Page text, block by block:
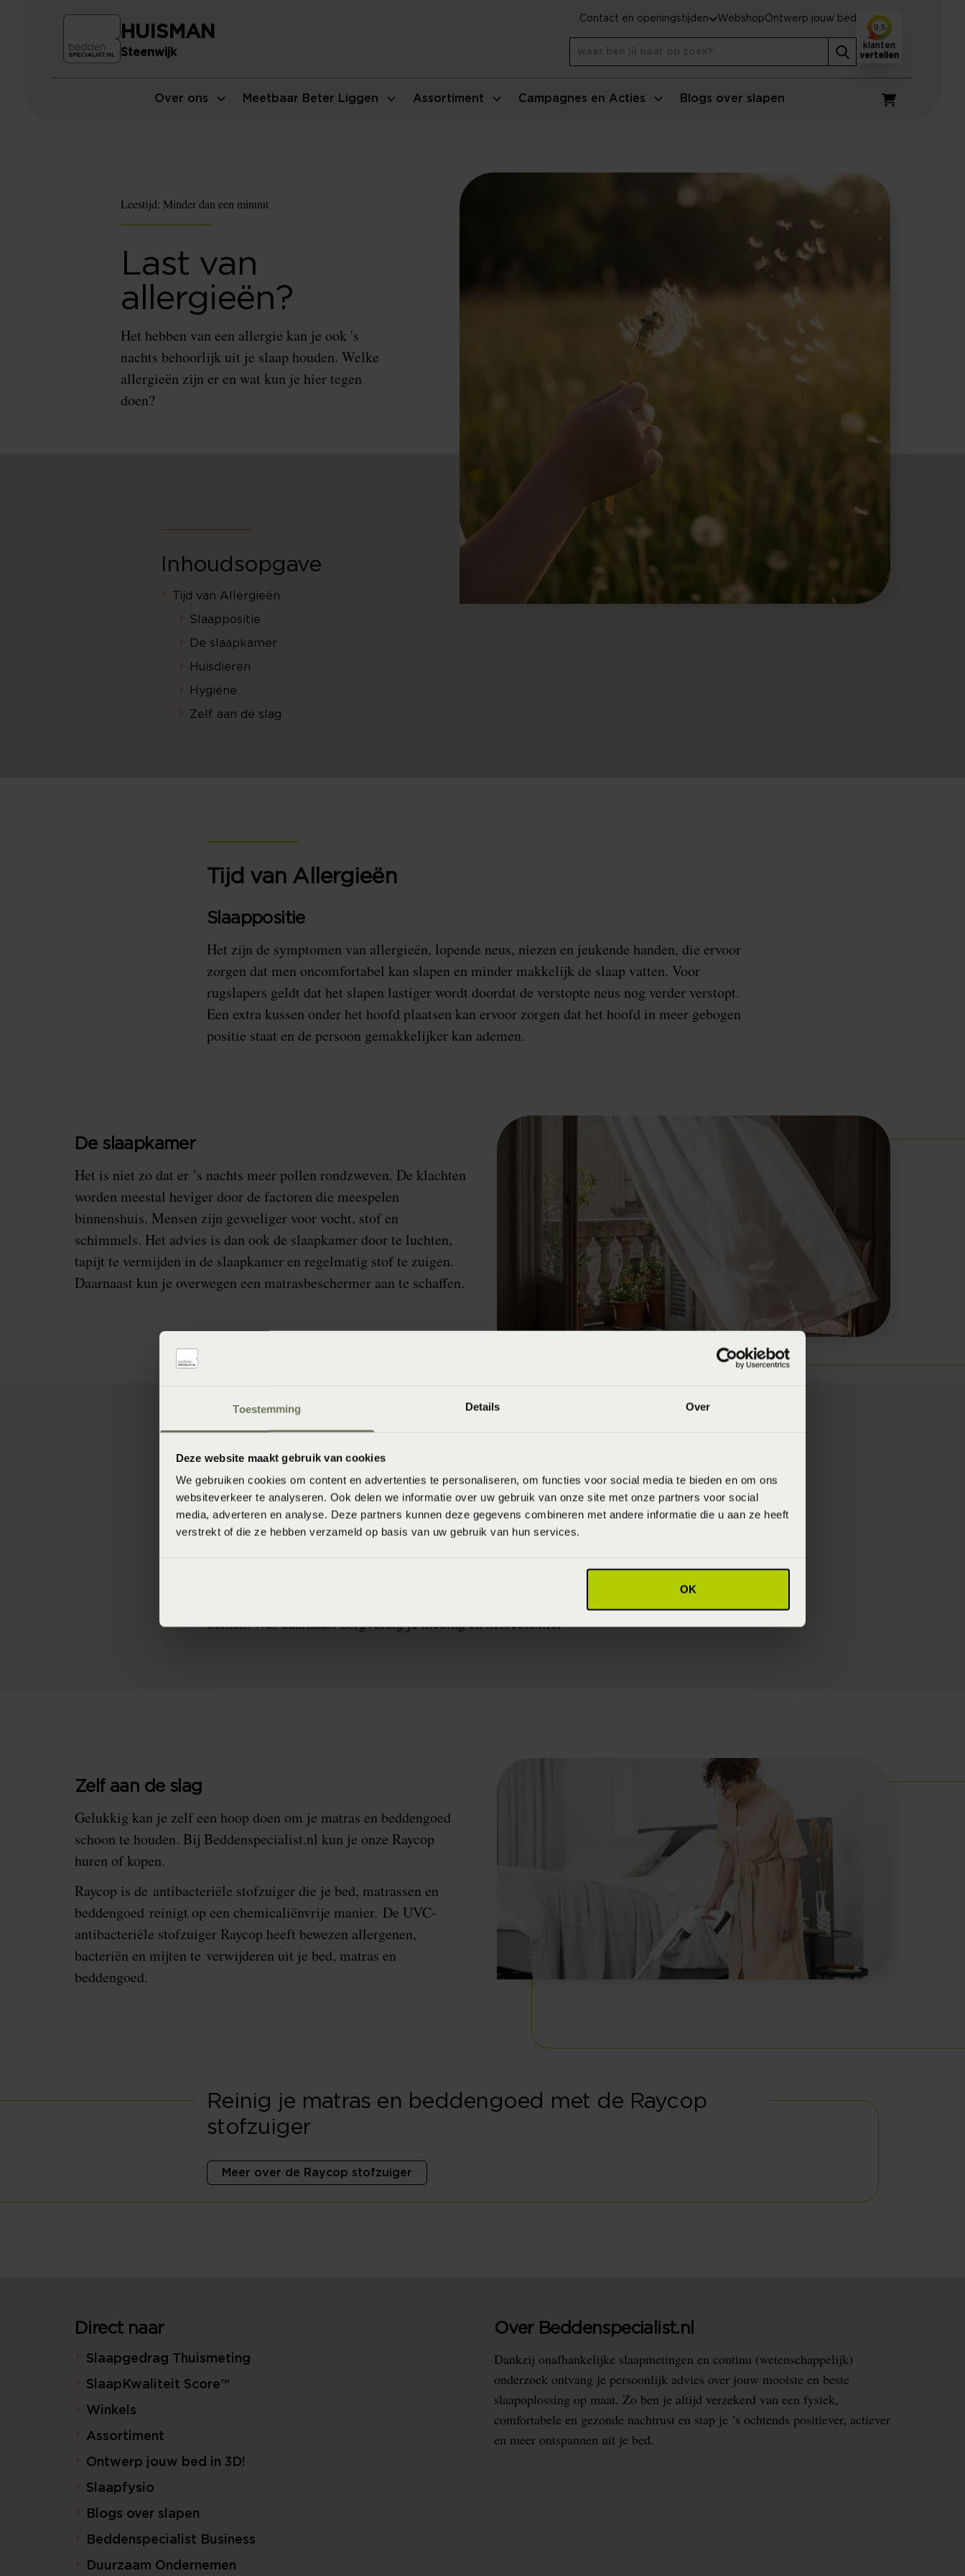
Toestemming Details Over
Deze website maakt gebruik van cookies
We gebruiken cookies om content en advertenties te personaliseren, om functies voor social media te bieden en om ons
websiteverkeer te analyseren. Ook delen we informatie over uw gebruik van onze site met onze partners voor social
media, adverteren en analyse. Deze partners kunnen deze gegevens combineren met andere informatie die u aan ze heeft
verstrekt of die ze hebben verzameld op basis van uw gebruik van hun services.
OK
Over ons Meetbaar Beter Liggen Assortiment Campagnes en Acties Blogs over slapen
Winkelwagen
HUISMAN
Steenwijk
Contact en openingstijden WebshopOntwerp jouw bed
9,5
klanten
vertellen
Leestijd: Minder dan een minuut
Last van
allergieën?
Het hebben van een allergie kan je ook 's
nachts behoorlijk uit je slaap houden. Welke
allergieën zijn er en wat kun je hier tegen
doen?
Inhoudsopgave
Tijd van Allergieën
Slaappositie
De slaapkamer
Huisdieren
Hygiëne
Zelf aan de slag
Tijd van Allergieën
Slaappositie
Het zijn de symptomen van allergieën, lopende neus, niezen en jeukende handen, die ervoor
zorgen dat men oncomfortabel kan slapen en minder makkelijk de slaap vatten. Voor
rugslapers geldt dat het slapen lastiger wordt doordat de verstopte neus nog verder verstopt.
Een extra kussen onder het hoofd plaatsen kan ervoor zorgen dat het hoofd in meer gebogen
positie staat en de persoon gemakkelijker kan ademen.
De slaapkamer
Het is niet zo dat er ’s nachts meer pollen rondzweven. De klachten
worden meestal heviger door de factoren die meespelen
binnenshuis. Mensen zijn gevoeliger voor vocht, stof en
schimmels. Het advies is dan ook de slaapkamer door te luchten,
tapijt te vermijden in de slaapkamer en regelmatig stof te zuigen.
Daarnaast kun je overwegen een matrasbeschermer aan te schaffen.
Huisdieren
Vermijd huisdieren uit de slaapkamer. De vacht die zij verliezen is een sterke uitlokker van
allergie aanvallen. Gelukkig slapen de meeste huisdieren netjes op hun eigen plek in huis.
Pollen kunnen op verschillende manieren het huis betreden, zoals in kleding, haar, etc.
duiken. Was daarnaast zorgvuldig je kleding en hetbedtextiel
Zelf aan de slag
Gelukkig kan je zelf een hoop doen om je matras en beddengoed
schoon te houden. Bij Beddenspecialist.nl kun je onze Raycop
huren of kopen.
Raycop is de antibacteriële stofzuiger die je bed, matrassen en
beddengoed reinigt op een chemicaliënvrije manier. De UVC-
antibacteriële stofzuiger Raycop heeft bewezen allergenen,
bacteriën en mijten te verwijderen uit je bed, matras en
beddengoed.
Reinig je matras en beddengoed met de Raycop
stofzuiger
Meer over de Raycop stofzuiger
Direct naar
Slaapgedrag Thuismeting
SlaapKwaliteit Score™
Winkels
Assortiment
Ontwerp jouw bed in 3D!
Slaapfysio
Blogs over slapen
Beddenspecialist Business
Duurzaam Ondernemen
Over Beddenspecialist.nl
Dankzij onafhankelijke slaapmetingen en continu (wetenschappelijk)
onderzoek ontvang je persoonlijk advies over jouw mooiste en beste
slaapoplossing op maat. Zo ben je altijd verzekerd van een fysiek,
comfortabele en gezonde nachtrust en stap je ’s ochtends positiever, actiever
en meer ontspannen uit je bed.